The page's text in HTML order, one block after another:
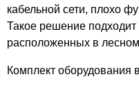
деревня Малино
деревня Малое Пирогово
деревня Малые Гулынки
деревня Милованово
кабельной сети, плохо
Такое решение
расположенных в
Комплект оборудования